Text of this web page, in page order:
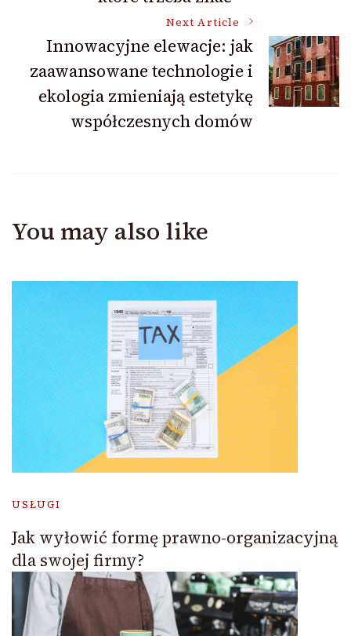
Next Article
Innowacyjne elewacje: jak
zaawansowane technologie i
ekologia zmieniają estetykę
współczesnych domów
You may also like
USŁUGI
Jak wyłowić formę prawno-organizacyjną
dla swojej firmy?